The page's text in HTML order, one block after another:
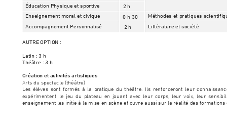
Éducation Physique et sportive
2 h
Enseignement moral et civique
0 h 30 Méthodes et pratiques
Accompagnement Personnalisé 2 h Littérature et société
AUTRE OPTION :
Latin : 3 h
Théâtre : 3 h
Création et activités artistiques
Arts du spectacle (théâtre)
Les élèves sont formés à la pratique du théâtre. Ils renforceront leur
expérimentent
le jeu du plateau en jouant avec leur corps, leur voix, leur
enseignement les initie à la mise en scène et ouvre aussi sur la réalité des formations